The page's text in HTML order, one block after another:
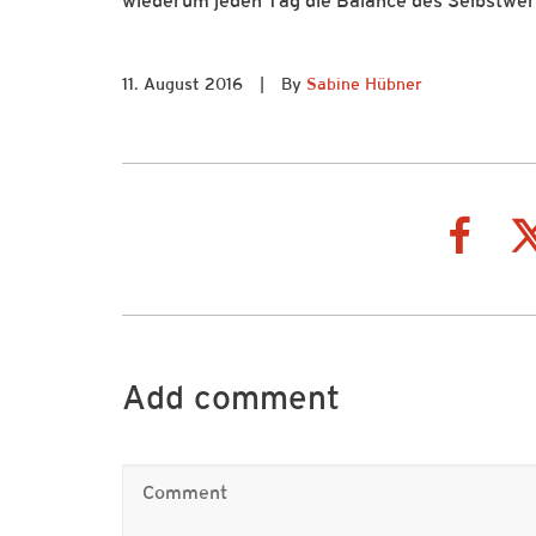
11. August 2016 By Sabine Hübner
Add comment